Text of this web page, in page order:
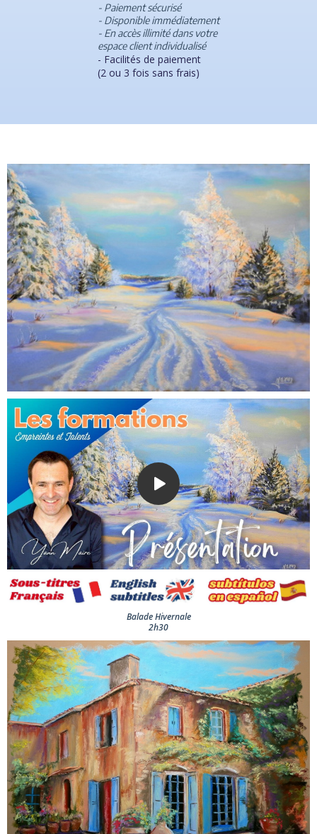
- Paiement sécurisé
- Disponible immédiatement
- En accès illimité dans votre
espace client individualisé
- Facilités de paiement
(2 ou 3 fois sans frais)
Balade Hivernale
2h30